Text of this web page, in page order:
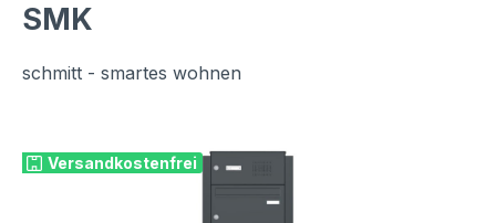
SMK
schmitt - smartes wohnen
Versandkostenfrei